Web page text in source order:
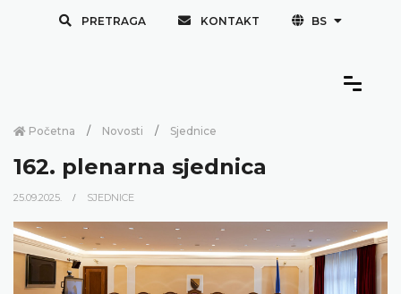
PRETRAGA KONTAKT BS
Početna Novosti Sjednice
162. plenarna sjednica
25.09.2025. SJEDNICE